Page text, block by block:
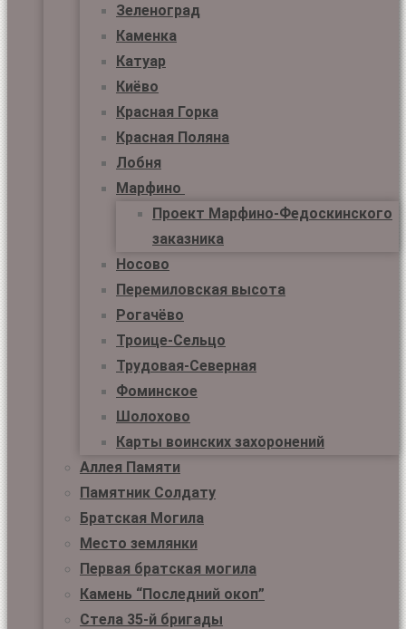
Зеленоград
Каменка
Катуар
Киёво
Красная Горка
Красная Поляна
Лобня
Марфино
Проект Марфино-Федоскинского
заказника
Носово
Перемиловская высота
Рогачёво
Троице-Сельцо
Трудовая-Северная
Фоминское
Шолохово
Карты воинских захоронений
Аллея Памяти
Памятник Солдату
Братская Могила
Место землянки
Первая братская могила
Камень “Последний окоп”
Стела 35-й бригады